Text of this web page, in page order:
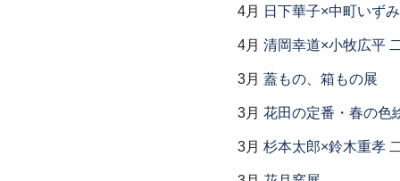
4月 日下華子×中町いず
4月 清岡幸道×小牧広平
3月 蓋もの、箱もの展
3月 花田の定番・春の色
3月 杉本太郎×鈴木重孝